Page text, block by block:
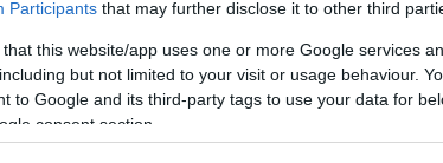
Participants that may further disclose it to other third
that this website/app uses one or more Google services
but not limited to your visit or usage behaviour.
to Google and its third-party tags to use your data for
consent section.
a másikba estem. Az sem jó, ha nincs szabadidőm,
vallomást a jelenlegi lelkiállapotáról, kiemelve:
korábban mégsem arról álmodoztam, hogy